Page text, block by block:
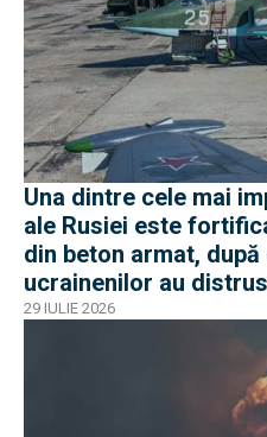
Una dintre cele mai
ale Rusiei este
din beton armat,
ucrainenilor au
infrastructură de
29 IULIE 2026